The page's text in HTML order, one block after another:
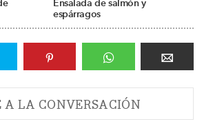
Ensalada de salmón y
espárragos
A LA CONVERSACIÓN